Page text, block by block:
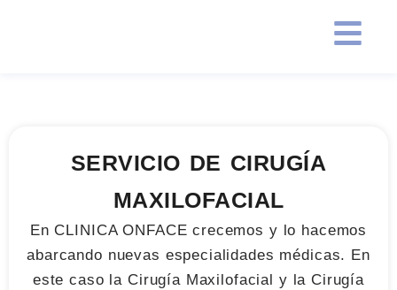
SERVICIO DE CIRUGÍA
MAXILOFACIAL
En CLINICA ONFACE crecemos y lo hacemos
abarcando nuevas especialidades médicas. En
este caso la Cirugía Maxilofacial y la Cirugía